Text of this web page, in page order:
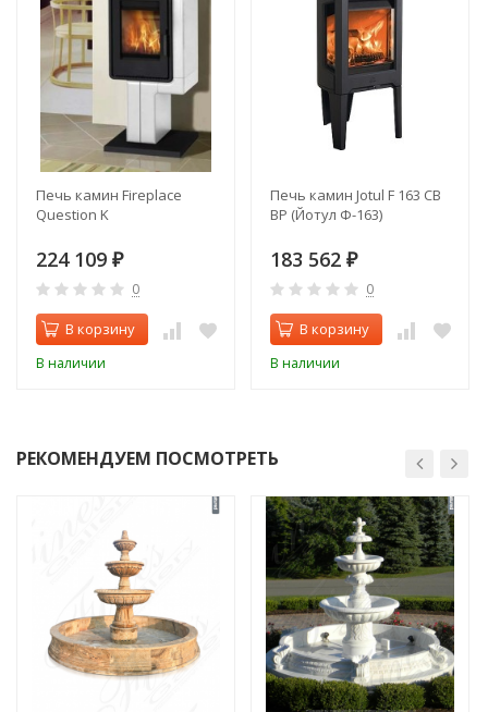
Печь камин Fireplace
Question K
224 109 ₽
0
В корзину
В наличии
Печь камин Jotul F 163 CB
BP (Йотул Ф-163)
183 562 ₽
0
В корзину
В наличии
РЕКОМЕНДУЕМ ПОСМОТРЕТЬ